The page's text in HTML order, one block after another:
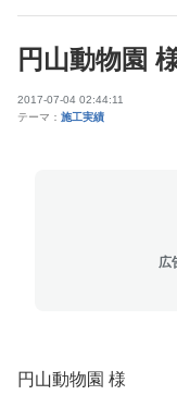
円山動物園
2017-07-04 02:44:11
テーマ： 施工実績
広
円山動物園 様